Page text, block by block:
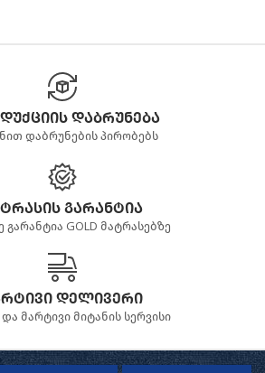
დაბრუნება
დაბრუნების პირობებს
გარანტია
გარანტია GOLD მატრასებზე
დელივერი
მარტივი მიტანის სერვისი